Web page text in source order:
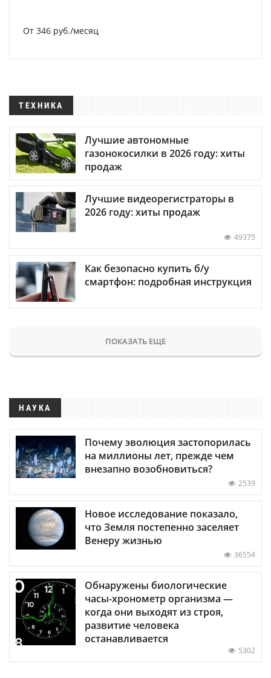
От 346 руб./месяц
ТЕХНИКА
Лучшие автономные
газонокосилки в 2026 году: хиты
продаж
Лучшие видеорегистраторы в
2026 году: хиты продаж
49375
Как безопасно купить б/у
смартфон: подробная инструкция
ПОКАЗАТЬ ЕЩЕ
НАУКА
Почему эволюция застопорилась
на миллионы лет, прежде чем
внезапно возобновиться?
2539
Новое исследование показало,
что Земля постепенно заселяет
Венеру жизнью
36554
Обнаружены биологические
часы-хронометр организма —
когда они выходят из строя,
развитие человека
останавливается
5302